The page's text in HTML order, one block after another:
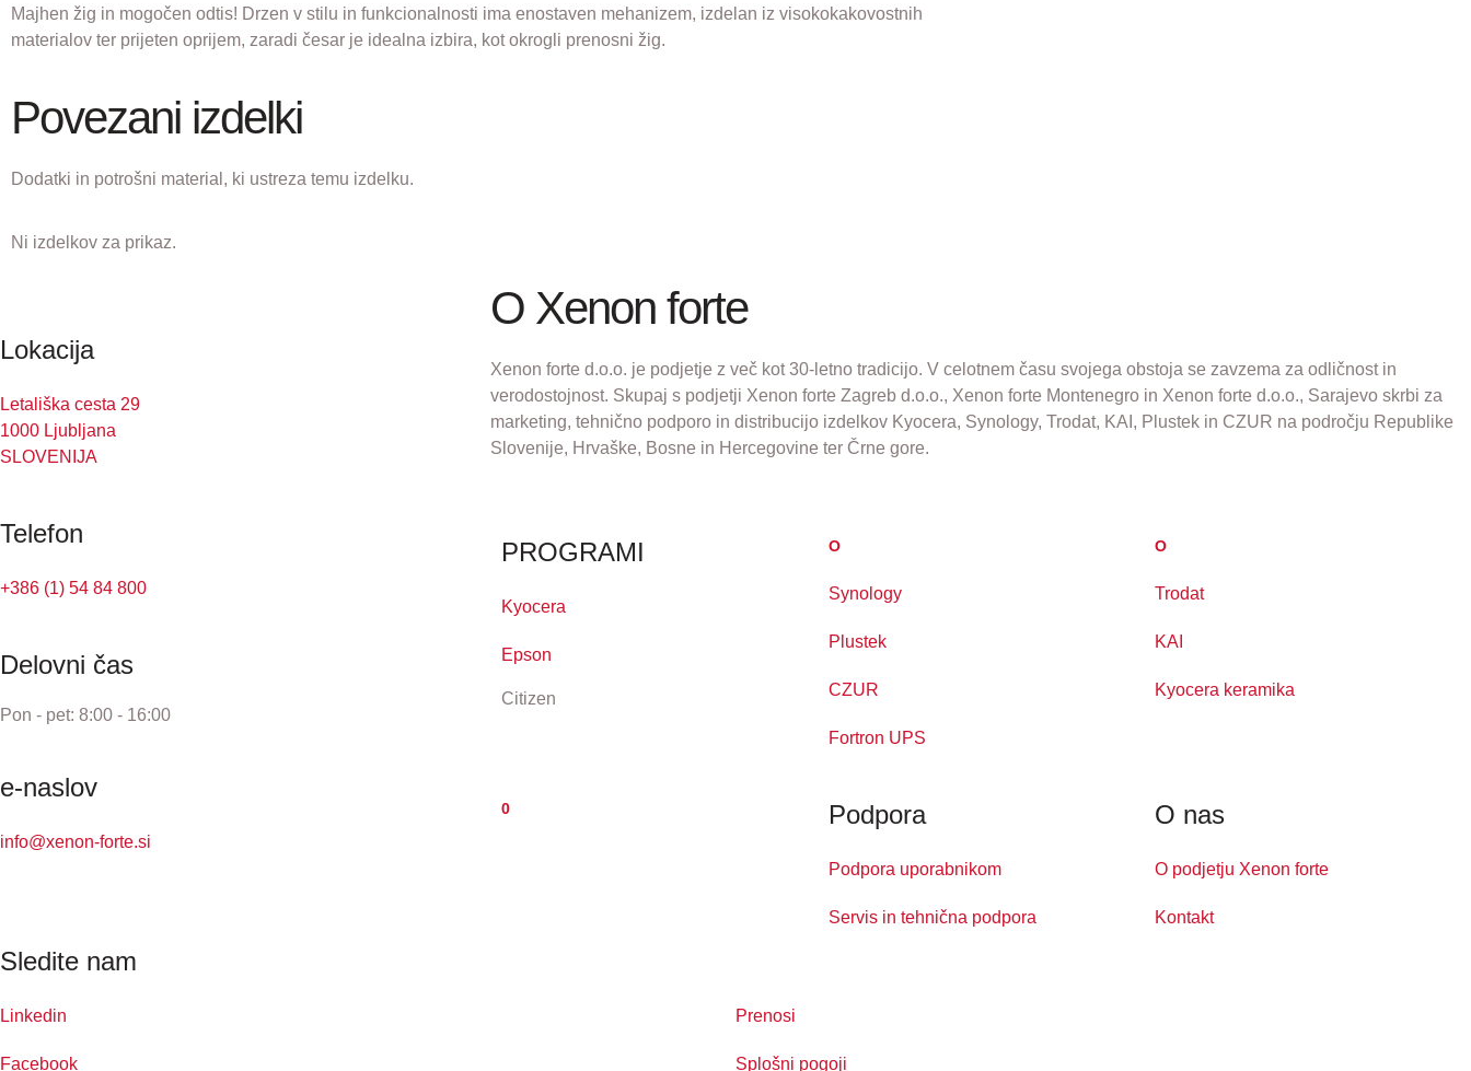
Majhen žig in mogočen odtis! Drzen v stilu in funkcionalnosti ima enostaven mehanizem, izdelan iz visokokakovostnih
materialov ter prijeten oprijem, zaradi česar je idealna izbira, kot okrogli prenosni žig.
Povezani izdelki
Dodatki in potrošni material, ki ustreza temu izdelku.
Ni izdelkov za prikaz.
Lokacija
Letališka cesta 29
1000 Ljubljana
SLOVENIJA
Telefon
+386 (1) 54 84 800
Delovni čas
Pon - pet: 8:00 - 16:00
e-naslov
info@xenon-forte.si
O Xenon forte
Xenon forte d.o.o. je podjetje z več kot 30-letno tradicijo. V celotnem času svojega obstoja se zavzema za odličnost in
verodostojnost. Skupaj s podjetji Xenon forte Zagreb d.o.o., Xenon forte Montenegro in Xenon forte d.o.o., Sarajevo skrbi za
marketing, tehnično podporo in distribucijo izdelkov Kyocera, Synology, Trodat, KAI, Plustek in CZUR na področju Republike
Slovenije, Hrvaške, Bosne in Hercegovine ter Črne gore.
PROGRAMI
Kyocera
Epson
Citizen
O
Synology
Plustek
CZUR
Fortron UPS
O
Trodat
KAI
Kyocera keramika
0 Podpora
Podpora uporabnikom
Servis in tehnična podpora
O nas
O podjetju Xenon forte
Kontakt
Sledite nam
Linkedin
Facebook
Prenosi
Splošni pogoji